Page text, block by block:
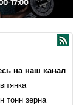
на наш канал
тонн зерна